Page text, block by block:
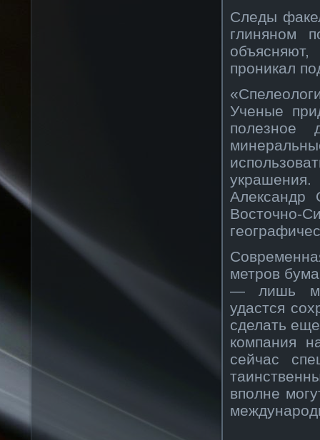
Следы
глиняном
объясняют,
проникал
Ученые
Александр
метров
— лишь
удастся
сделать
компания
сейчас
вполне